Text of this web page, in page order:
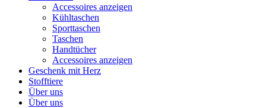
Accessoires anzeigen
Kühltaschen
Sporttaschen
Taschen
Handtücher
Accessoires anzeigen
Geschenk mit Herz
Stofftiere
Über uns
Über uns